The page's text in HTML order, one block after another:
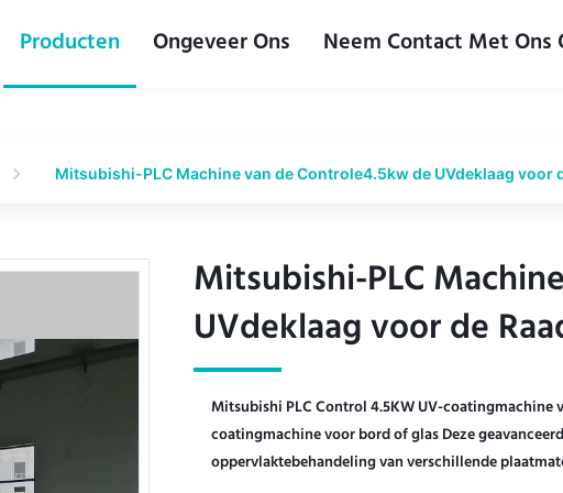
Producten Ongeveer Ons Neem Contact Met Ons
Mitsubishi-PLC Machine van de Controle4.5kw de UVdeklaag voor
Mitsubishi-PLC
UVdeklaag voor de
Mitsubishi-PLC
UVdeklaag voor de
Mitsubishi PLC Control 4.5KW UV-
coatingmachine voor bord of glas Deze
oppervlaktebehandeling van verschillende